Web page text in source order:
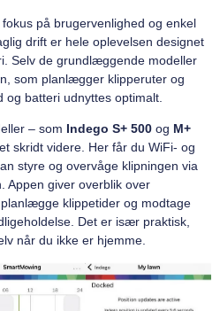
på brugervenlighed og enkel
drift er hele oplevelsen designet
Selv de grundlæggende modeller
som planlægger klipperuter og
batteri udnyttes optimalt.
– som Indego S+ 500 og M+
skridt videre. Her får du WiFi- og
styre og overvåge klipningen via
Appen giver overblik over
klippetider og modtage
Det er især praktisk,
når du ikke er hjemme.